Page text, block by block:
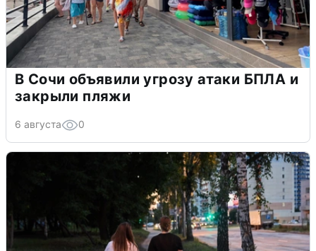
В Сочи объявили угрозу атаки БПЛА и
закрыли пляжи
6 августа 0